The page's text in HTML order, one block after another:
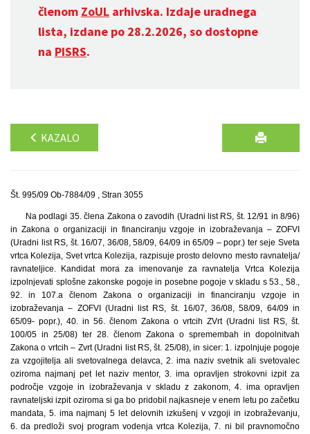
členom ZoUL arhivska. Izdaje uradnega
lista, izdane po 28.2.2026, so dostopne
na PISRS.
KAZALO
Št. 995/09 Ob-7884/09 , Stran 3055
Na podlagi 35. člena Zakona o zavodih (Uradni list RS, št. 12/91 in 8/96)
in Zakona o organizaciji in financiranju vzgoje in izobraževanja – ZOFVI
(Uradni list RS, št. 16/07, 36/08, 58/09, 64/09 in 65/09 – popr.) ter seje Sveta
vrtca Kolezija, Svet vrtca Kolezija, razpisuje prosto delovno mesto ravnatelja/
ravnateljice. Kandidat mora za imenovanje za ravnatelja Vrtca Kolezija
izpolnjevati splošne zakonske pogoje in posebne pogoje v skladu s 53., 58.,
92. in 107.a členom Zakona o organizaciji in financiranju vzgoje in
izobraževanja – ZOFVI (Uradni list RS, št. 16/07, 36/08, 58/09, 64/09 in
65/09- popr.), 40. in 56. členom Zakona o vrtcih ZVrt (Uradni list RS, št.
100/05 in 25/08) ter 28. členom Zakona o spremembah in dopolnitvah
Zakona o vrtcih – Zvrt (Uradni list RS, št. 25/08), in sicer: 1. izpolnjuje pogoje
za vzgojitelja ali svetovalnega delavca, 2. ima naziv svetnik ali svetovalec
oziroma najmanj pet let naziv mentor, 3. ima opravljen strokovni izpit za
področje vzgoje in izobraževanja v skladu z zakonom, 4. ima opravljen
ravnateljski izpit oziroma si ga bo pridobil najkasneje v enem letu po začetku
mandata, 5. ima najmanj 5 let delovnih izkušenj v vzgoji in izobraževanju,
6. da predloži svoj program vodenja vrtca Kolezija, 7. ni bil pravnomočno